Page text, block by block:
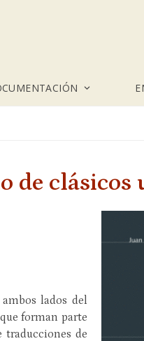
de clásicos
lados del
forman parte
de